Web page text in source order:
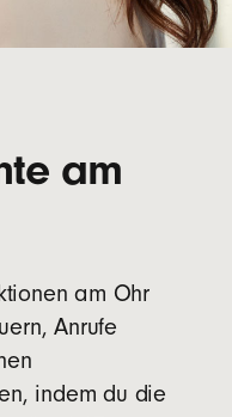
am
am Ohr
Anrufe
indem du die